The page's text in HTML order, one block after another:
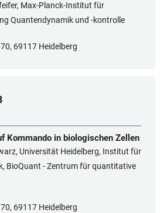
Max-Planck-Institut für
Quantendynamik und -kontrolle
69117 Heidelberg
Kommando in biologischen Zellen
Universität Heidelberg, Institut für
BioQuant - Zentrum für quantitative
69117 Heidelberg